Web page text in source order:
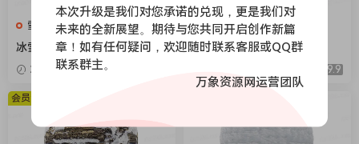
雪地，下雪，冰层
冰雪104
2026-04-08
雪地，下雪，冰层
冰雪106
9.9
会员免费
本次升级是我们对您承诺的兑现，更是我们对
未来的全新展望。期待与您共同开启创作新篇
章！如有任何疑问，欢迎随时联系客服或QQ群
联系群主。
万象资源网运营团队